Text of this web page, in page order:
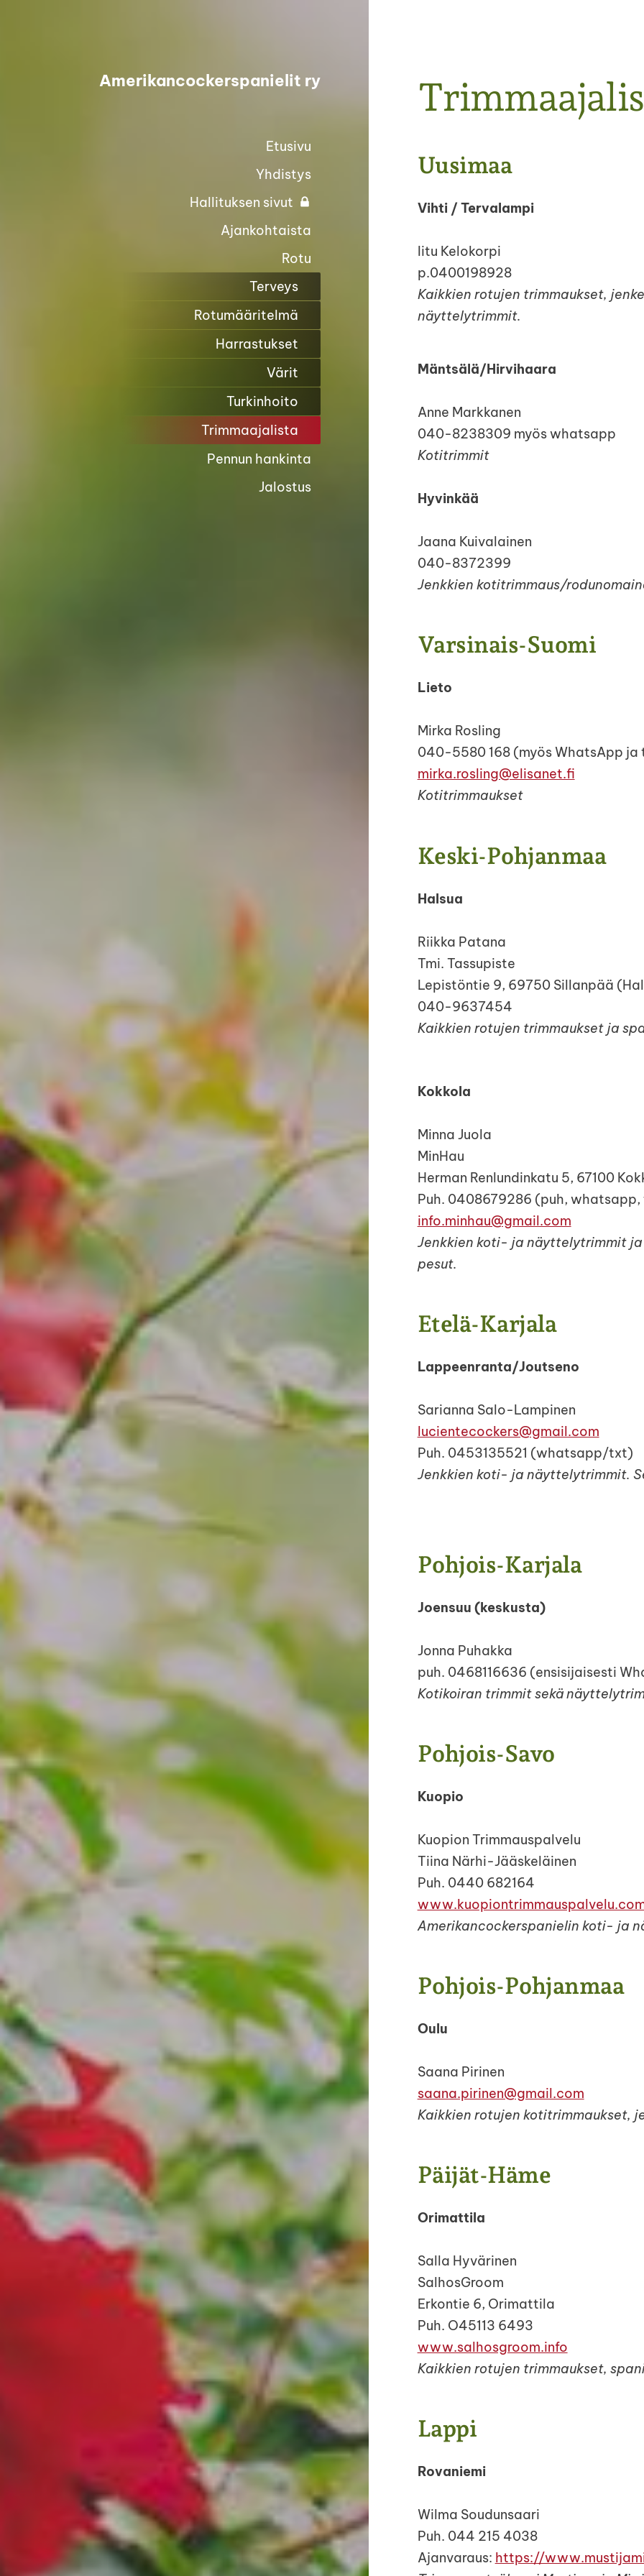
Amerikancockerspanielit ry
Etusivu
Yhdistys
Hallituksen sivut
Ajankohtaista
Rotu
Terveys
Rotumääritelmä
Harrastukset
Värit
Turkinhoito
Trimmaajalista
Pennun hankinta
Jalostus
Uusimaa
Vihti / Tervalampi
Iitu Kelokorpi
p.0400198928
Kaikkien rotujen trimmaukset,
näyttelytrimmit.
Mäntsälä/Hirvihaara
Anne Markkanen
040-8238309 myös whatsapp
Kotitrimmit
Hyvinkää
Jaana Kuivalainen
040-8372399
Jenkkien kotitrimmaus/
Varsinais-Suomi
Lieto
Mirka Rosling
040-5580 168 (myös WhatsApp
mirka.rosling@elisanet.fi
Kotitrimmaukset
Keski-Pohjanmaa
Halsua
Riikka Patana
Tmi. Tassupiste
Lepistöntie 9, 69750 Sillanpää
040-9637454
Kaikkien rotujen trimmaukset ja
Kokkola
Minna Juola
MinHau
Herman Renlundinkatu 5, 67100
Puh. 0408679286 (puh,
info.minhau@gmail.com
Jenkkien koti- ja näyttelytrimmit
pesut.
Etelä-Karjala
Lappeenranta/Joutseno
Sarianna Salo-Lampinen
lucientecockers@gmail.com
Puh. 0453135521 (whatsapp/txt)
Jenkkien koti- ja näyttelytrimmit.
Pohjois-Karjala
Joensuu (keskusta)
Jonna Puhakka
puh. 0468116636 (ensisijaisesti
Kotikoiran trimmit sekä
Pohjois-Savo
Kuopio
Kuopion Trimmauspalvelu
Tiina Närhi-Jääskeläinen
Puh. 0440 682164
Amerikancockerspanielin koti- ja
Pohjois-Pohjanmaa
Oulu
Saana Pirinen
saana.pirinen@gmail.com
Kaikkien rotujen kotitrimmaukset,
Päijät-Häme
Orimattila
Salla Hyvärinen
SalhosGroom
Erkontie 6, Orimattila
Puh. O45113 6493
www.salhosgroom.info
Kaikkien rotujen trimmaukset,
Lappi
Rovaniemi
Wilma Soudunsaari
Puh. 044 215 4038
Ajanvaraus: https://